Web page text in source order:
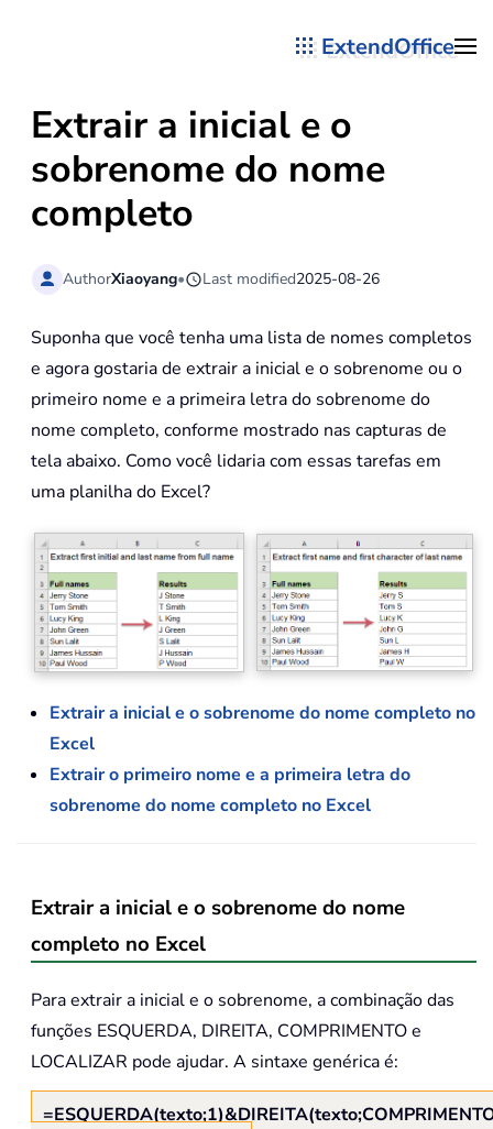
ExtendOffice
Extrair a inicial e o
sobrenome do nome
completo
AuthorXiaoyang• Last modified2025-08-26
Suponha que você tenha uma lista de nomes completos
e agora gostaria de extrair a inicial e o sobrenome ou o
primeiro nome e a primeira letra do sobrenome do
nome completo, conforme mostrado nas capturas de
tela abaixo. Como você lidaria com essas tarefas em
uma planilha do Excel?
Extrair a inicial e o sobrenome do nome completo no
Excel
Extrair o primeiro nome e a primeira letra do
sobrenome do nome completo no Excel
Extrair a inicial e o sobrenome do nome
completo no Excel
Para extrair a inicial e o sobrenome, a combinação das
funções ESQUERDA, DIREITA, COMPRIMENTO e
LOCALIZAR pode ajudar. A sintaxe genérica é: